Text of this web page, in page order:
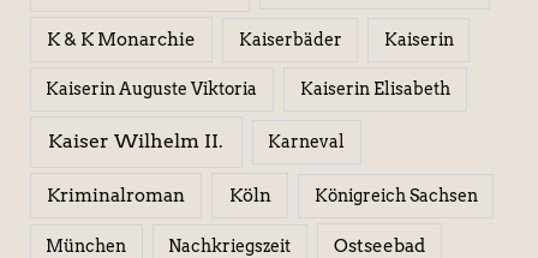
K & K Monarchie Kaiserbäder Kaiserin
Kaiserin Auguste Viktoria Kaiserin Elisabeth
Kaiser Wilhelm II. Karneval
Kriminalroman Köln Königreich Sachsen
München Nachkriegszeit Ostseebad